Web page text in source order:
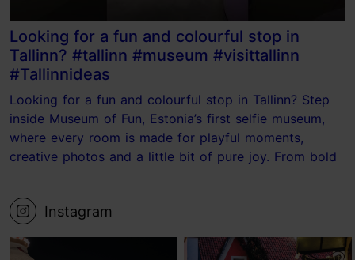
Looking for a fun and colourful stop in
Tallinn? #tallinn #museum #visittallinn
#Tallinnideas
Looking for a fun and colourful stop in Tallinn? Step
inside Museum of Fun, Estonia’s first selfie museum,
where every room is made for playful moments,
creative photos and a little bit of pure joy. From bold
the kind of place where your camera roll fills up fast.
📍 Museum of Fun, Tallinn Save this for your next
#Tallinnideas
Instagram